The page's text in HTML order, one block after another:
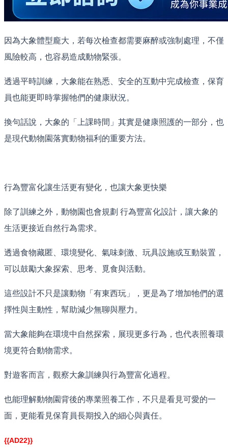
因為大象體型龐大，若每次檢查都需要麻醉或強制處理，不僅
風險較高，也容易造成動物緊張。
透過平時訓練，大象能在熟悉、安全的互動中完成檢查，保育
員也能更即時掌握牠們的健康狀況。
換句話說，大象的「上課時間」其實是健康照護的一部分，也
是現代動物園落實動物福利的重要方法。
行為豐富化讓生活更有變化，也讓大象更快樂
除了訓練之外，動物園也會規劃 行為豐富化設計，讓大象的
生活更接近自然行為需求。
透過食物藏匿、環境變化、氣味刺激、玩具設施或互動裝置，
可以鼓勵大象探索、思考、覓食與活動。
這些設計不只是讓動物「有東西玩」，更是為了增加牠們的選
擇性與主動性，幫助減少無聊與壓力。
當大象能夠在環境中自然探索，展現更多行為，也代表照養環
境更符合動物需求。
對遊客而言，觀察大象訓練與行為豐富化過程。
也能理解動物園背後的專業照養工作，不只是看見可愛的一
面，更能看見保育員長期投入的細心與責任。
{{AD22}}